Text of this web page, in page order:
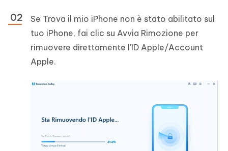
Se Trova il mio iPhone non è stato abilitato sul
tuo iPhone, fai clic su Avvia Rimozione per
rimuovere direttamente l'ID Apple/Account
Apple.